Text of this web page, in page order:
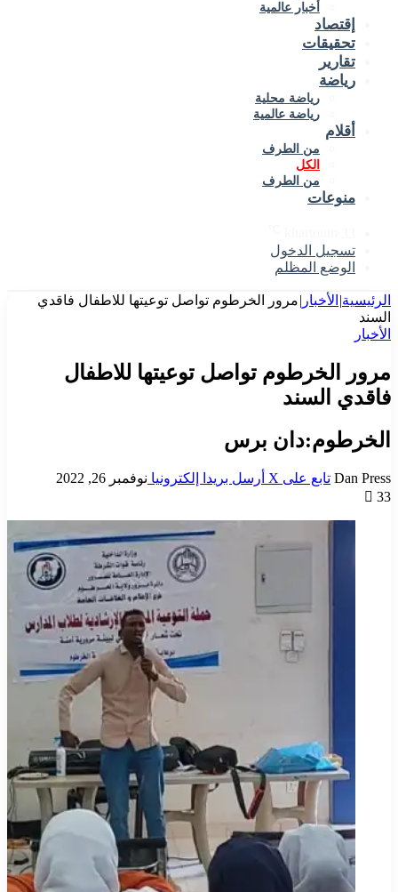
أخبار عالمية
إقتصاد
تحقيقات
تقارير
رياضة
رياضة محلية
رياضة عالمية
أقلام
من الطرف
الكل
من الطرف
منوعات
تسجيل الدخول
الوضع المظلم
الرئيسية| الأخبار |مرور الخرطوم تواصل توعيتها للاطفال فاقدي
السند
الأخبار
مرور الخرطوم تواصل توعيتها للاطفال
فاقدي السند
الخرطوم:دان برس
Dan Press تابع على X أرسل بريدا إلكترونيا نوفمبر 26, 2022
33